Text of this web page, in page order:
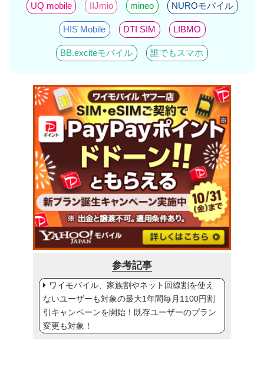
UQ mobile IIJmio mineo NUROモバイル
HIS Mobile DTI SIM LIBMO
BB.exciteモバイル 誰でもスマホ
参考記事
ワイモバイル、家族割やネット回線割を使え
ないユーザーも対象の最大1年間毎月1100円割
引キャンペーンを開始！既存ユーザーのプラン
変更も対象！